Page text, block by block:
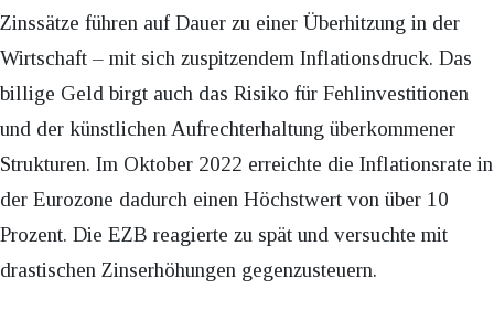
Zinssätze führen auf Dauer zu einer Überhitzung in der
Wirtschaft – mit sich zuspitzendem Inflationsdruck. Das
billige Geld birgt auch das Risiko für Fehlinvestitionen
und der künstlichen Aufrechterhaltung überkommener
Strukturen. Im Oktober 2022 erreichte die Inflationsrate in
der Eurozone dadurch einen Höchstwert von über 10
Prozent. Die EZB reagierte zu spät und versuchte mit
drastischen Zinserhöhungen gegenzusteuern.